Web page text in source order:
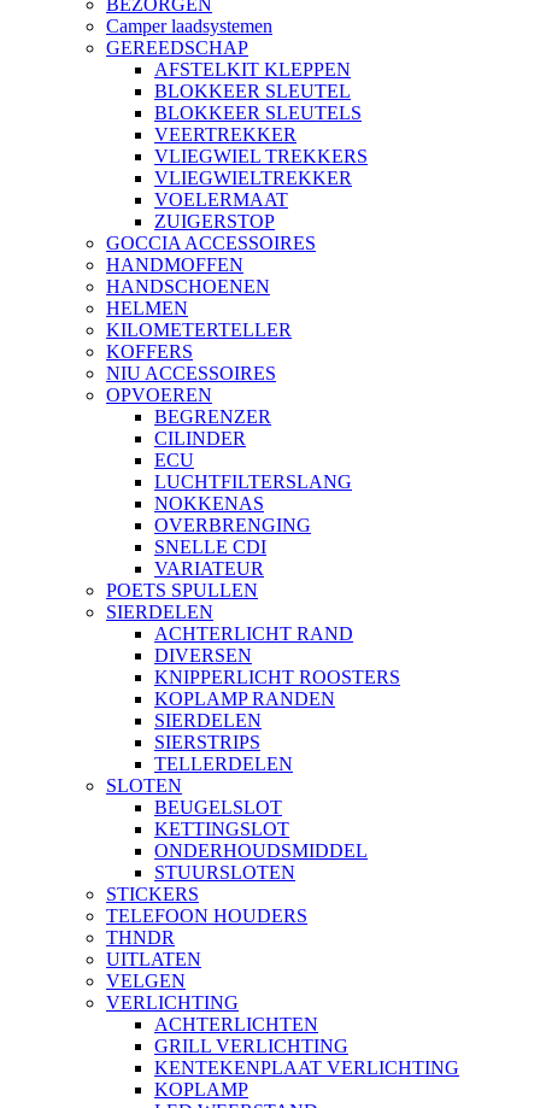
BEZORGEN
Camper laadsystemen
GEREEDSCHAP
AFSTELKIT KLEPPEN
BLOKKEER SLEUTEL
BLOKKEER SLEUTELS
VEERTREKKER
VLIEGWIEL TREKKERS
VLIEGWIELTREKKER
VOELERMAAT
ZUIGERSTOP
GOCCIA ACCESSOIRES
HANDMOFFEN
HANDSCHOENEN
HELMEN
KILOMETERTELLER
KOFFERS
NIU ACCESSOIRES
OPVOEREN
BEGRENZER
CILINDER
ECU
LUCHTFILTERSLANG
NOKKENAS
OVERBRENGING
SNELLE CDI
VARIATEUR
POETS SPULLEN
SIERDELEN
ACHTERLICHT RAND
DIVERSEN
KNIPPERLICHT ROOSTERS
KOPLAMP RANDEN
SIERDELEN
SIERSTRIPS
TELLERDELEN
SLOTEN
BEUGELSLOT
KETTINGSLOT
ONDERHOUDSMIDDEL
STUURSLOTEN
STICKERS
TELEFOON HOUDERS
THNDR
UITLATEN
VELGEN
VERLICHTING
ACHTERLICHTEN
GRILL VERLICHTING
KENTEKENPLAAT VERLICHTING
KOPLAMP